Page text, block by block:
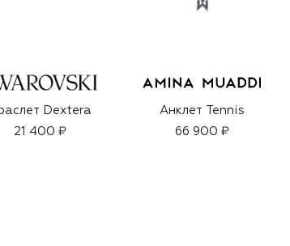
Dextera
21 400 ₽
Анклет Tennis
66 900 ₽